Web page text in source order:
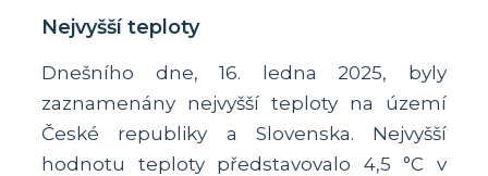
Nejvyšší teploty
Dnešního dne, 16. ledna 2025, byly
zaznamenány nejvyšší teploty na území
České republiky a Slovenska. Nejvyšší
hodnotu teploty představovalo 4,5 °C v